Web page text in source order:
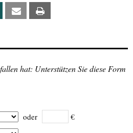
Xing Email
hat: Unterstützen Sie diese Form
oder €